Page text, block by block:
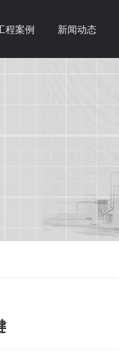
程案例 新闻动态